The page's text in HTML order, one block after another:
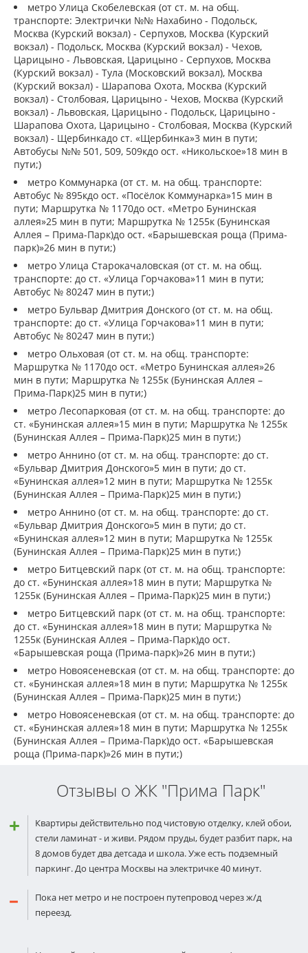
метро Улица Скобелевская (от ст. м. на общ.
транспорте: Электрички №№ Нахабино - Подольск,
Москва (Курский вокзал) - Серпухов, Москва (Курский
вокзал) - Подольск, Москва (Курский вокзал) - Чехов,
Царицыно - Львовская, Царицыно - Серпухов, Москва
(Курский вокзал) - Тула (Московский вокзал), Москва
(Курский вокзал) - Шарапова Охота, Москва (Курский
вокзал) - Столбовая, Царицыно - Чехов, Москва (Курский
вокзал) - Львовская, Царицыно - Подольск, Царицыно -
Шарапова Охота, Царицыно - Столбовая, Москва (Курский
вокзал) - Щербинкадо ст. «Щербинка»3 мин в пути;
Автобусы №№ 501, 509, 509кдо ост. «Никольское»18 мин в
пути;)
метро Коммунарка (от ст. м. на общ. транспорте:
Автобус № 895кдо ост. «Посёлок Коммунарка»15 мин в
пути; Маршрутка № 1170до ост. «Метро Бунинская
аллея»25 мин в пути; Маршрутка № 1255к (Бунинская
Аллея – Прима-Парк)до ост. «Барышевская роща (Прима-
парк)»26 мин в пути;)
метро Улица Старокачаловская (от ст. м. на общ.
транспорте: до ст. «Улица Горчакова»11 мин в пути;
Автобус № 80247 мин в пути;)
метро Бульвар Дмитрия Донского (от ст. м. на общ.
транспорте: до ст. «Улица Горчакова»11 мин в пути;
Автобус № 80247 мин в пути;)
метро Ольховая (от ст. м. на общ. транспорте:
Маршрутка № 1170до ост. «Метро Бунинская аллея»26
мин в пути; Маршрутка № 1255к (Бунинская Аллея –
Прима-Парк)25 мин в пути;)
метро Лесопарковая (от ст. м. на общ. транспорте: до
ст. «Бунинская аллея»15 мин в пути; Маршрутка № 1255к
(Бунинская Аллея – Прима-Парк)25 мин в пути;)
метро Аннино (от ст. м. на общ. транспорте: до ст.
«Бульвар Дмитрия Донского»5 мин в пути; до ст.
«Бунинская аллея»12 мин в пути; Маршрутка № 1255к
(Бунинская Аллея – Прима-Парк)25 мин в пути;)
метро Аннино (от ст. м. на общ. транспорте: до ст.
«Бульвар Дмитрия Донского»5 мин в пути; до ст.
«Бунинская аллея»12 мин в пути; Маршрутка № 1255к
(Бунинская Аллея – Прима-Парк)25 мин в пути;)
метро Битцевский парк (от ст. м. на общ. транспорте:
до ст. «Бунинская аллея»18 мин в пути; Маршрутка №
1255к (Бунинская Аллея – Прима-Парк)25 мин в пути;)
метро Битцевский парк (от ст. м. на общ. транспорте:
до ст. «Бунинская аллея»18 мин в пути; Маршрутка №
1255к (Бунинская Аллея – Прима-Парк)до ост.
«Барышевская роща (Прима-парк)»26 мин в пути;)
метро Новоясеневская (от ст. м. на общ. транспорте: до
ст. «Бунинская аллея»18 мин в пути; Маршрутка № 1255к
(Бунинская Аллея – Прима-Парк)25 мин в пути;)
метро Новоясеневская (от ст. м. на общ. транспорте: до
ст. «Бунинская аллея»18 мин в пути; Маршрутка № 1255к
(Бунинская Аллея – Прима-Парк)до ост. «Барышевская
роща (Прима-парк)»26 мин в пути;)
Отзывы о ЖК "Прима Парк"
Квартиры действительно под чистовую отделку, клей обои,
стели ламинат - и живи. Рядом пруды, будет разбит парк, на
8 домов будет два детсада и школа. Уже есть подземный
паркинг. До центра Москвы на электричке 40 минут.
Пока нет метро и не построен путепровод через ж/д
переезд.